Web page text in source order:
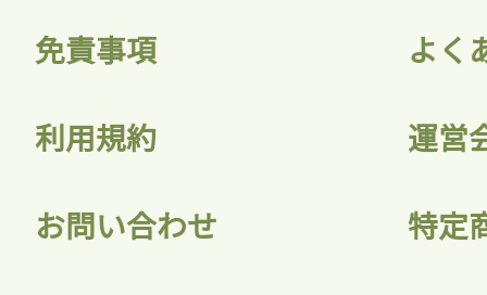
免責事項 よく
利用規約 運営
お問い合わせ 特定